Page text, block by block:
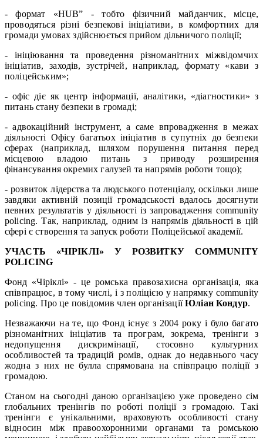
- формат «HUB” - тобто фізичний майданчик, місце,
проводяться різні безпекові ініціативи, в комфортних для
громади умовах здійснюється прийом дільничого поліції;
- ініціювання та проведення різноманітних міжвідомчих
ініціатив, заходів, зустрічей, наприклад, формату «кави з
поліцейським»;
- офіс діє як центр інформації, аналітики, «діагностики» з
питань стану безпеки в громаді;
- адвокаційний інструмент, а саме впровадження в межах
діяльності Офісу багатьох ініціатив в супутніх до безпеки
сферах (наприклад, шляхом порушення питання перед
місцевою владою питань з приводу розширення
фінансування окремих галузей та напрямів роботи тощо);
- розвиток лідерства та людського потенціалу, оскільки лише
завдяки активній позиції громадськості вдалось досягнути
певних результатів у діяльності із запровадження community
policing. Так, наприклад, одним із напрямів діяльності в цій
сфері є створення та запуск роботи Поліцейської академії.
УЧАСТЬ «ЧІРІКЛІ» У РОЗВИТКУ COMMUNITY
POLICING
Фонд «Чіріклі» - це ромська правозахисна організація, яка
співпрацює, в тому числі, і з поліцією у напрямку community
policing. Про це повідомив член організаціїЮліан Кондур.
Незважаючи на те, що Фонд існує з 2004 року і було багато
різноманітних ініціатив та програм, зокрема, тренінги з
недопущення дискримінації, стосовно культурних
особливостей та традицій ромів, однак до недавнього часу
жодна з них не булла спрямована на співпрацю поліції з
громадою.
Станом на сьогодні даною організацією уже проведено сім
глобальних тренінгів по роботі поліції з громадою. Такі
тренінги є унікальними, враховують особливості стану
відносин між правоохоронними органами та ромською